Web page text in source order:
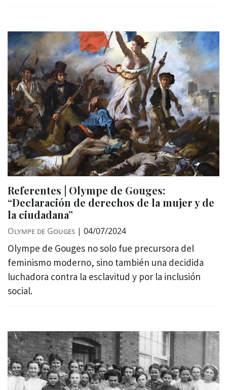
Referentes | Olympe de Gouges:
“Declaración de derechos de la mujer y de
la ciudadana”
Olympe de Gouges | 04/07/2024
Olympe de Gouges no solo fue precursora del
feminismo moderno, sino también una decidida
luchadora contra la esclavitud y por la inclusión
social.